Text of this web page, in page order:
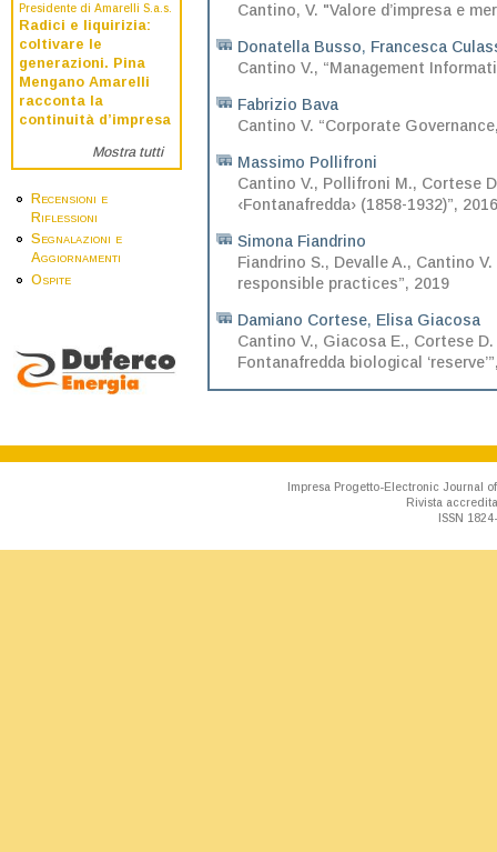
Presidente di Amarelli S.a.s.
Radici e liquirizia:
coltivare le
generazioni. Pina
Mengano Amarelli
racconta la
continuità d’impresa
Mostra tutti
Recensioni e
Riflessioni
Segnalazioni e
Aggiornamenti
Ospite
Cantino, V. "Valore d’impresa e
Donatella Busso, Francesca
Cantino V., “Management
Fabrizio Bava
Cantino V. “Corporate
Massimo Pollifroni
Cantino V., Pollifroni M., Cortese
‹Fontanafredda› (1858-1932)”, 2016
Simona Fiandrino
Fiandrino S., Devalle A., Cantino
responsible practices”, 2019
Damiano Cortese, Elisa Giacosa
Cantino V., Giacosa E., Cortese
Fontanafredda biological
Impresa Progetto-Electronic Journal
Rivista
ISSN